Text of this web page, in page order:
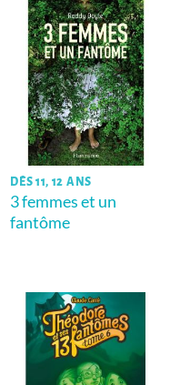
DÈS 11, 12 ANS
3 femmes et un
fantôme